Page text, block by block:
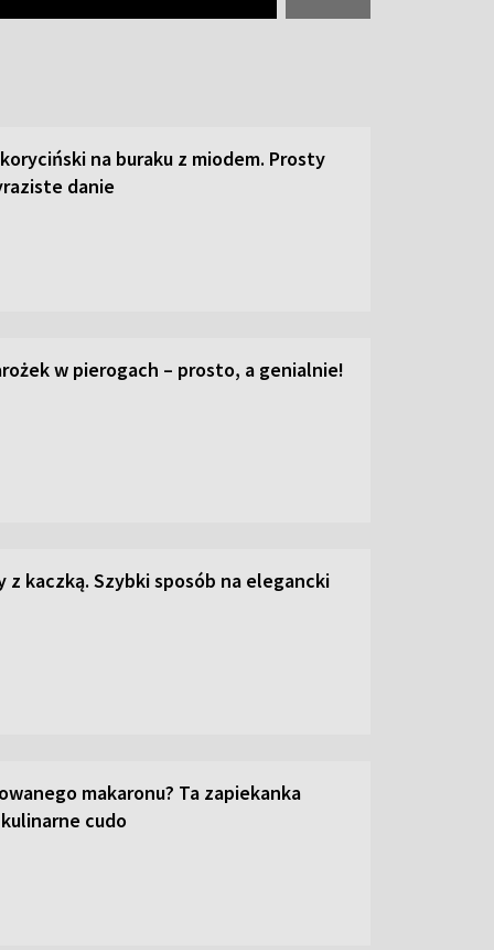
na buraku z miodem. Prosty
danie
w pierogach – prosto, a genialnie!
z kaczką. Szybki sposób na elegancki
makaronu? Ta zapiekanka
cudo